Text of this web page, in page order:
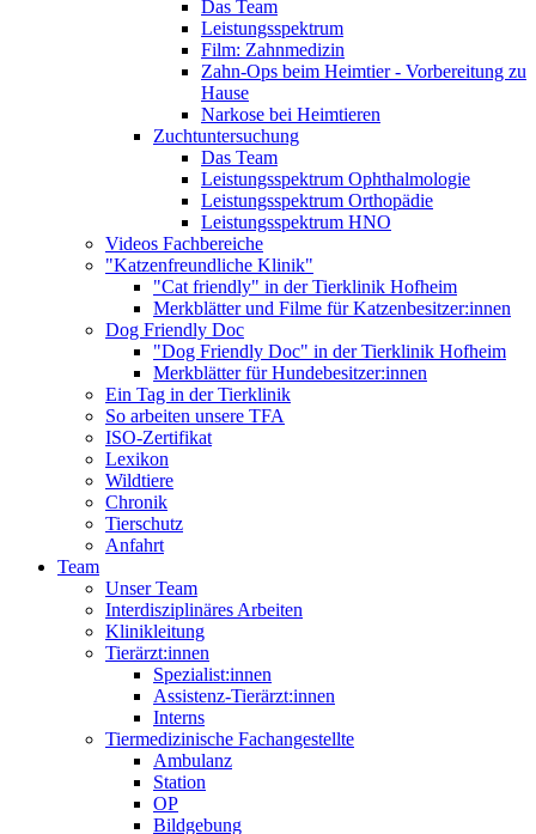
Das Team
Leistungsspektrum
Film: Zahnmedizin
Zahn-Ops beim Heimtier - Vorbereitung zu
Hause
Narkose bei Heimtieren
Zuchtuntersuchung
Das Team
Leistungsspektrum Ophthalmologie
Leistungsspektrum Orthopädie
Leistungsspektrum HNO
Videos Fachbereiche
"Katzenfreundliche Klinik"
"Cat friendly" in der Tierklinik Hofheim
Merkblätter und Filme für Katzenbesitzer:innen
Dog Friendly Doc
"Dog Friendly Doc" in der Tierklinik Hofheim
Merkblätter für Hundebesitzer:innen
Ein Tag in der Tierklinik
So arbeiten unsere TFA
ISO-Zertifikat
Lexikon
Wildtiere
Chronik
Tierschutz
Anfahrt
Team
Unser Team
Interdisziplinäres Arbeiten
Klinikleitung
Tierärzt:innen
Spezialist:innen
Assistenz-Tierärzt:innen
Interns
Tiermedizinische Fachangestellte
Ambulanz
Station
OP
Bildgebung